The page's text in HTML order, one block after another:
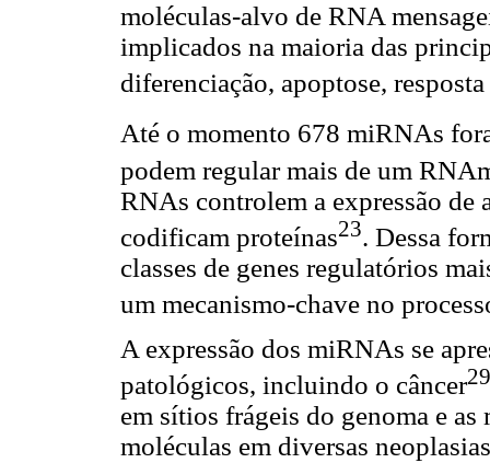
moléculas-alvo de RNA
implicados na maioria das
diferenciação, apoptose,
Até o momento 678 miRNAs
podem regular mais de um
RNAs controlem a expressão de
codificam proteínas23. Dessa
classes de genes regulatórios
um mecanismo-chave no
A expressão dos miRNAs se
patológicos, incluindo o câncer
em sítios frágeis do genoma e as
moléculas em diversas